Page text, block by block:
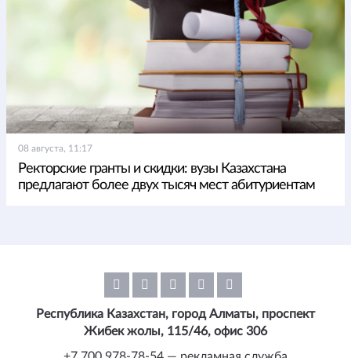
08 августа, 11:17
Ректорские гранты и скидки: вузы Казахстана
предлагают более двух тысяч мест абитуриентам
Республика Казахстан, город Алматы, проспект
Жибек жолы, 115/46, офис 306